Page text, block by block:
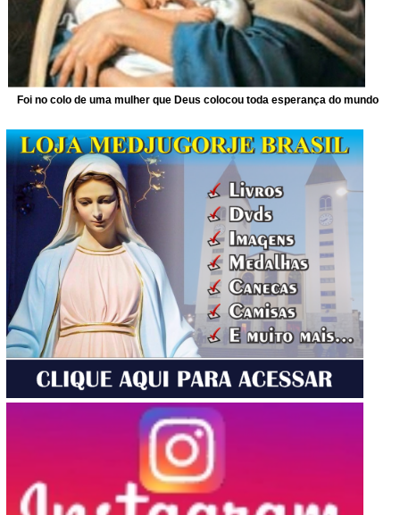
Foi no colo de uma mulher que Deus colocou toda esperança do mundo